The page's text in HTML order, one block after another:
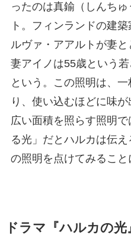
ったのは真鍮（しんち
ト。フィンランドの建
ルヴァ・アアルトが妻と
妻アイノは55歳という
という。この照明は、
り、使い込むほどに味が
広い面積を照らす照明
る光」だとハルカは伝
の照明を点けてみるこ
ドラマ『ハルカの